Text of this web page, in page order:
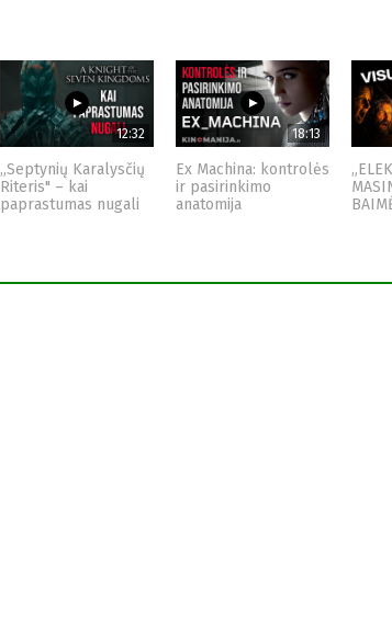
12:32
„Septynių Karalysčių
Riteris" – kai
paprastumas nugali
18:13
Ex Machina: kontrolės
ir pasirinkimo
anatomija